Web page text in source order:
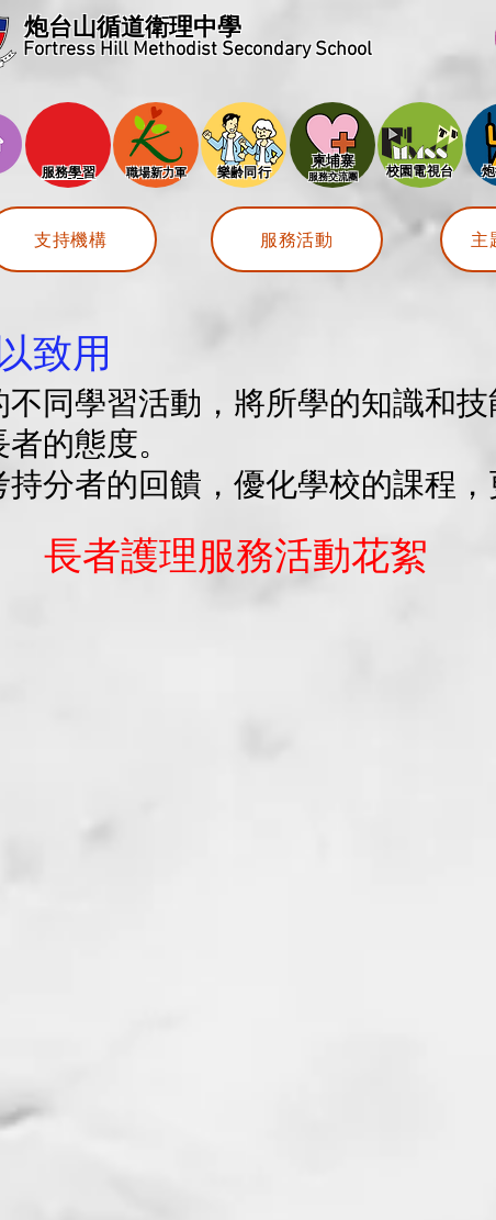
炮台山循道衛理中學
Fortress Hill Methodist Secondary School
​服務學習 ​職場新力軍 ​樂齢同行 ​服務交流團
​柬埔寨
​校園電視台
支持機構 服務活動 主
致用
不同學習活動，將所學的知識和
的態度。
持分者的回饋，優化學校的課程，
長者護理服務活動花絮